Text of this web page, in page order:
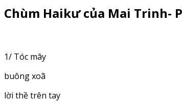
Chùm Haikư của Mai Trinh-
1/ Tóc mây
buông xoã
lời thề trên tay